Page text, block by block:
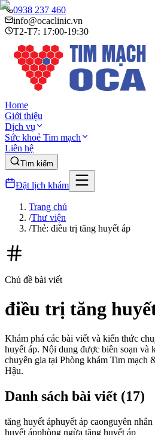
0938 237 460
info@ocaclinic.vn
T2-T7: 17:00-19:30
Home
Giới thiệu
Dịch vụ
Sức khoẻ Tim mạch
Liên hệ
Tìm kiếm
Đặt lịch khám
Trang chủ
/Thư viện
/Thẻ: điều trị tăng huyết áp
Chủ đề bài viết
điều trị tăng
Khám phá các bài viết và kiến thức
huyết áp. Nội dung được biên soạn và
chuyên gia tại Phòng khám Tim mạch
Hậu.
Danh sách bài viết (17)
tăng huyết áphuyết áp caonguyên
huyết ápphòng ngừa tăng huyết áp